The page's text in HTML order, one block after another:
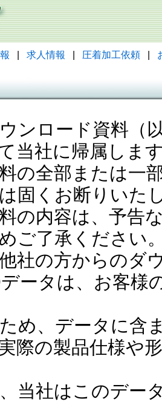
求人情報 圧着加工依頼
ンロード資料（
当社に帰属しま
の全部または一
固くお断りいた
の内容は、予告
ご了承ください
社の方からのダ
ータは、お客様
め、データに含
際の製品仕様や
当社はこのデー